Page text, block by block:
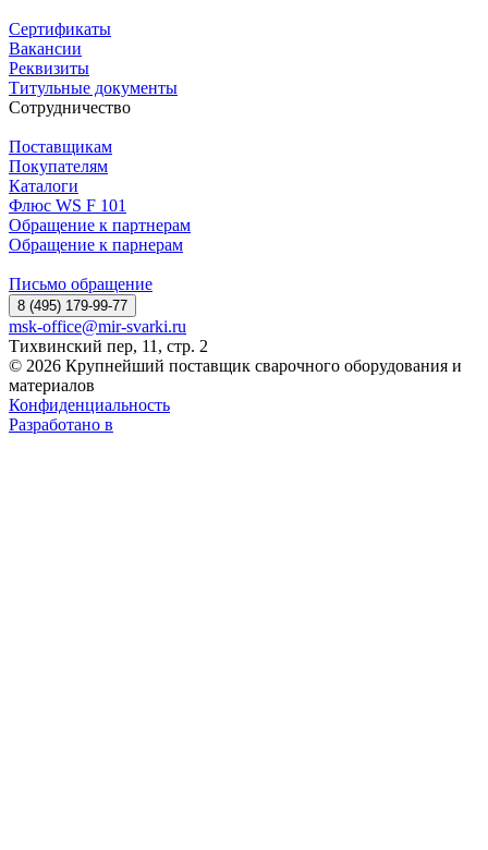
Сертификаты
Вакансии
Реквизиты
Титульные документы
Сотрудничество
Поставщикам
Покупателям
Каталоги
Флюс WS F 101
Обращение к партнерам
Обращение к парнерам
Письмо обращение
8 (495) 179-99-77
msk-office@mir-svarki.ru
Тихвинский пер, 11, стр. 2
© 2026 Крупнейший поставщик сварочного оборудования и
материалов
Конфиденциальность
Разработано в